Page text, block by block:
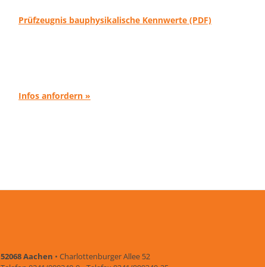
Prüfzeugnis bauphysikalische Kennwerte (PDF)
Infos anfordern »
52068 Aachen • Charlottenburger Allee 52